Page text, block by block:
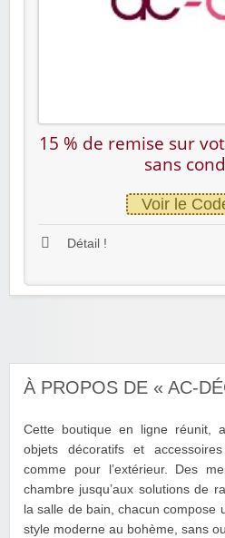
15 % de remise sur
sans
Voir le
Détail !
À PROPOS DE « AC-
Cette boutique en ligne réunit,
objets décoratifs et
comme pour l’extérieur. Des
chambre jusqu’aux solutions de
la salle de bain, chacun compose
style moderne au bohème, sans